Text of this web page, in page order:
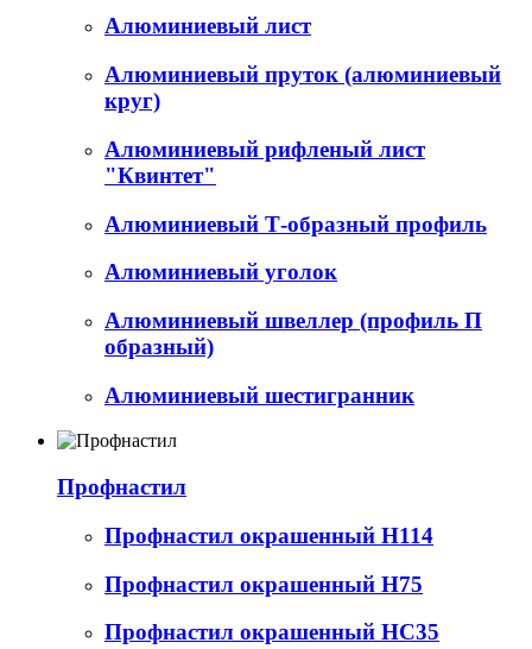
Алюминиевый лист
Алюминиевый пруток (алюминиевый
круг)
Алюминиевый рифленый лист
"Квинтет"
Алюминиевый Т-образный профиль
Алюминиевый уголок
Алюминиевый швеллер (профиль П
образный)
Алюминиевый шестигранник
Профнастил
Профнастил окрашенный Н114
Профнастил окрашенный Н75
Профнастил окрашенный НС35